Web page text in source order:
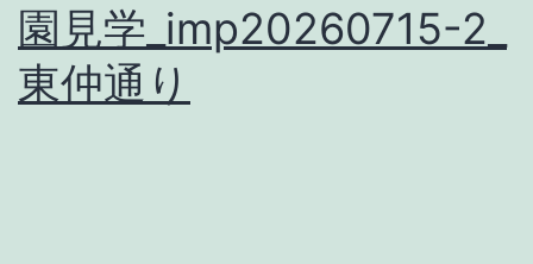
園見学_imp20260715-2_
東仲通り